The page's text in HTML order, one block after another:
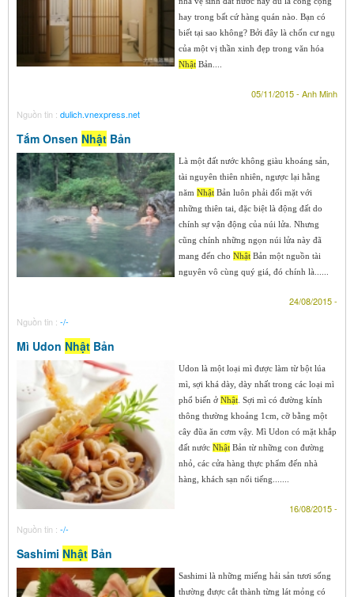
hay trong bất cứ hàng quán nào. Bạn có
biết tại sao không? Bởi đây là chốn cư ngụ
của một vị thần xinh đẹp trong văn hóa
Nhật Bản....
05/11/2015 - Anh Minh
Nguồn tin : dulich.vnexpress.net
Tắm Onsen Nhật Bản
Là một đất nước không giàu khoáng sản,
tài nguyên thiên nhiên, ngược lại hằng
năm Nhật Bản luôn phải đối mặt với
những thiên tai, đặc biệt là động đất do
chính sự vận động của núi lửa. Nhưng
cũng chính những ngọn núi lửa này đã
mang đến cho Nhật Bản một nguồn tài
nguyên vô cùng quý giá, đó chính là......
24/08/2015 -
Nguồn tin : -/-
Mì Udon Nhật Bản
Udon là một loại mì được làm từ bột lúa
mì, sợi khá dày, dày nhất trong các loại mì
phổ biến ở Nhật . Sợi mì có đường kính
thông thường khoảng 1cm, cỡ bằng một
cây đũa ăn cơm vậy. Mì Udon có mặt khắp
đất nước Nhật Bản từ những con đường
nhỏ, các cửa hàng thực phẩm đến nhà
hàng, khách sạn nổi tiếng.......
16/08/2015 -
Nguồn tin : -/-
Sashimi Nhật Bản
Sashimi là những miếng hải sản tươi sống
thường được cắt thành từng lát mỏng có